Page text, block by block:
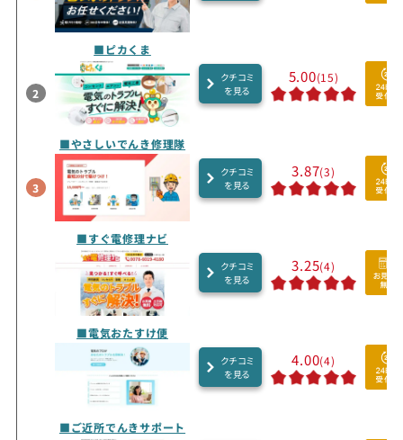
2
■ピカくま
クチコミ
を見る
5.00(15)
3
■やさしいでんき修理隊
クチコミ
を見る
3.87(3)
■すぐ電修理ナビ
クチコミ
を見る
3.25(4)
■電気おたすけ便
クチコミ
を見る
4.00(4)
■ご近所でんきサポート